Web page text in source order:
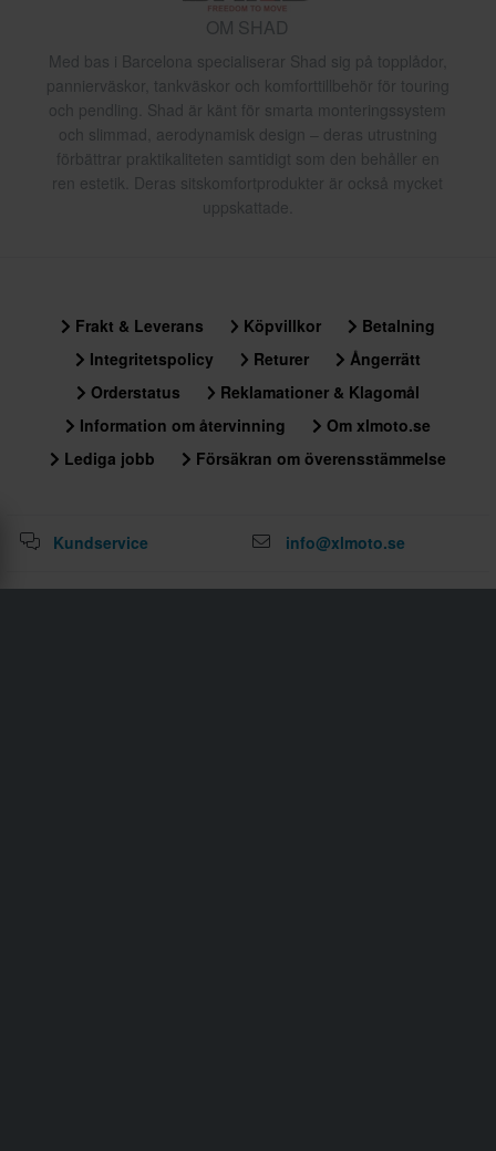
OM SHAD
Med bas i Barcelona specialiserar Shad sig på topplådor,
pannierväskor, tankväskor och komforttillbehör för touring
och pendling. Shad är känt för smarta monteringssystem
och slimmad, aerodynamisk design – deras utrustning
förbättrar praktikaliteten samtidigt som den behåller en
ren estetik. Deras sitskomfortprodukter är också mycket
uppskattade.
Frakt & Leverans Köpvillkor
Betalning
Integritetspolicy
Returer
Ångerrätt
Orderstatus
Reklamationer & Klagomål
Information om återvinning
Om xlmoto.se
Lediga jobb
Försäkran om överensstämmelse
Kundservice info@xlmoto.se